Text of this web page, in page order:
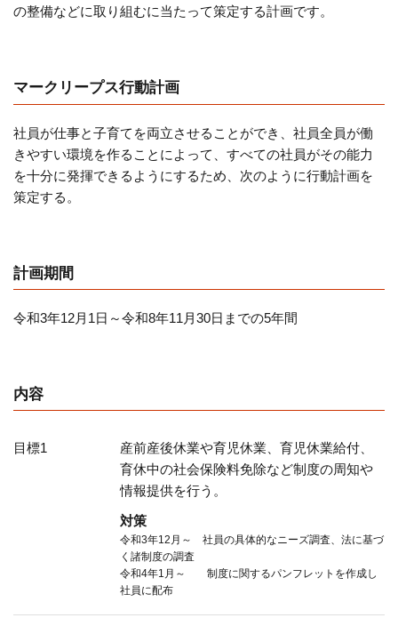
の整備などに取り組むに当たって策定する計画です。
マークリープス行動計画
社員が仕事と子育てを両立させることができ、社員全員が働
きやすい環境を作ることによって、すべての社員がその能力
を十分に発揮できるようにするため、次のように行動計画を
策定する。
計画期間
令和3年12月1日～令和8年11月30日までの5年間
内容
目標1
産前産後休業や育児休業、育児休業給付、
育休中の社会保険料免除など制度の周知や
情報提供を行う。
対策
令和3年12月～ 社員の具体的なニーズ調査、法に基づ
く諸制度の調査
令和4年1月～ 制度に関するパンフレットを作成し
社員に配布